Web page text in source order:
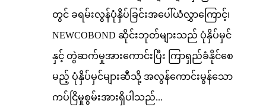
တွင် ခရမ်းလွန်ပုံနှိပ်ခြင်းအပေါ်ယံလွှာကြောင့်၊
NEWCOBOND ဆိုင်းဘုတ်များသည် ပုံနှိပ်မှင်
နှင့် တွဲဆက်မှုအားကောင်းပြီး ကြာရှည်ခံနိုင်စေ
မည့် ပုံနှိပ်မှင်များဆီသို့ အလွန်ကောင်းမွန်သော
ကပ်ငြိမှုစွမ်းအားရှိပါသည်...